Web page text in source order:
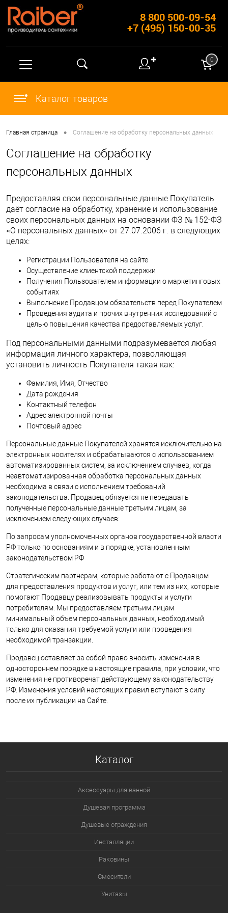
8 800 500-09-54
+7 (495) 150-00-35
✚ 0
Каталог товаров
Главная страница • Соглашение на обработку персональных данных
Соглашение на обработку
персональных данных
Предоставляя свои персональные данные Покупатель
даёт согласие на обработку, хранение и использование
своих персональных данных на основании ФЗ № 152-ФЗ
«О персональных данных» от 27.07.2006 г. в следующих
целях:
Регистрации Пользователя на сайте
Осуществление клиентской поддержки
Получения Пользователем информации о маркетинговых
событиях
Выполнение Продавцом обязательств перед Покупателем
Проведения аудита и прочих внутренних исследований с
целью повышения качества предоставляемых услуг.
Под персональными данными подразумевается любая
информация личного характера, позволяющая
установить личность Покупателя такая как:
Фамилия, Имя, Отчество
Дата рождения
Контактный телефон
Адрес электронной почты
Почтовый адрес
Персональные данные Покупателей хранятся исключительно на
электронных носителях и обрабатываются с использованием
автоматизированных систем, за исключением случаев, когда
неавтоматизированная обработка персональных данных
необходима в связи с исполнением требований
законодательства. Продавец обязуется не передавать
полученные персональные данные третьим лицам, за
исключением следующих случаев:
По запросам уполномоченных органов государственной власти
РФ только по основаниям и в порядке, установленным
законодательством РФ
Стратегическим партнерам, которые работают с Продавцом
для предоставления продуктов и услуг, или тем из них, которые
помогают Продавцу реализовывать продукты и услуги
потребителям. Мы предоставляем третьим лицам
минимальный объем персональных данных, необходимый
только для оказания требуемой услуги или проведения
необходимой транзакции.
Продавец оставляет за собой право вносить изменения в
одностороннем порядке в настоящие правила, при условии, что
изменения не противоречат действующему законодательству
РФ. Изменения условий настоящих правил вступают в силу
после их публикации на Сайте.
Каталог
Аксессуары для ванной
Душевая программа
Душевые ограждения
Инсталляции
Раковины
Смесители
Унитазы